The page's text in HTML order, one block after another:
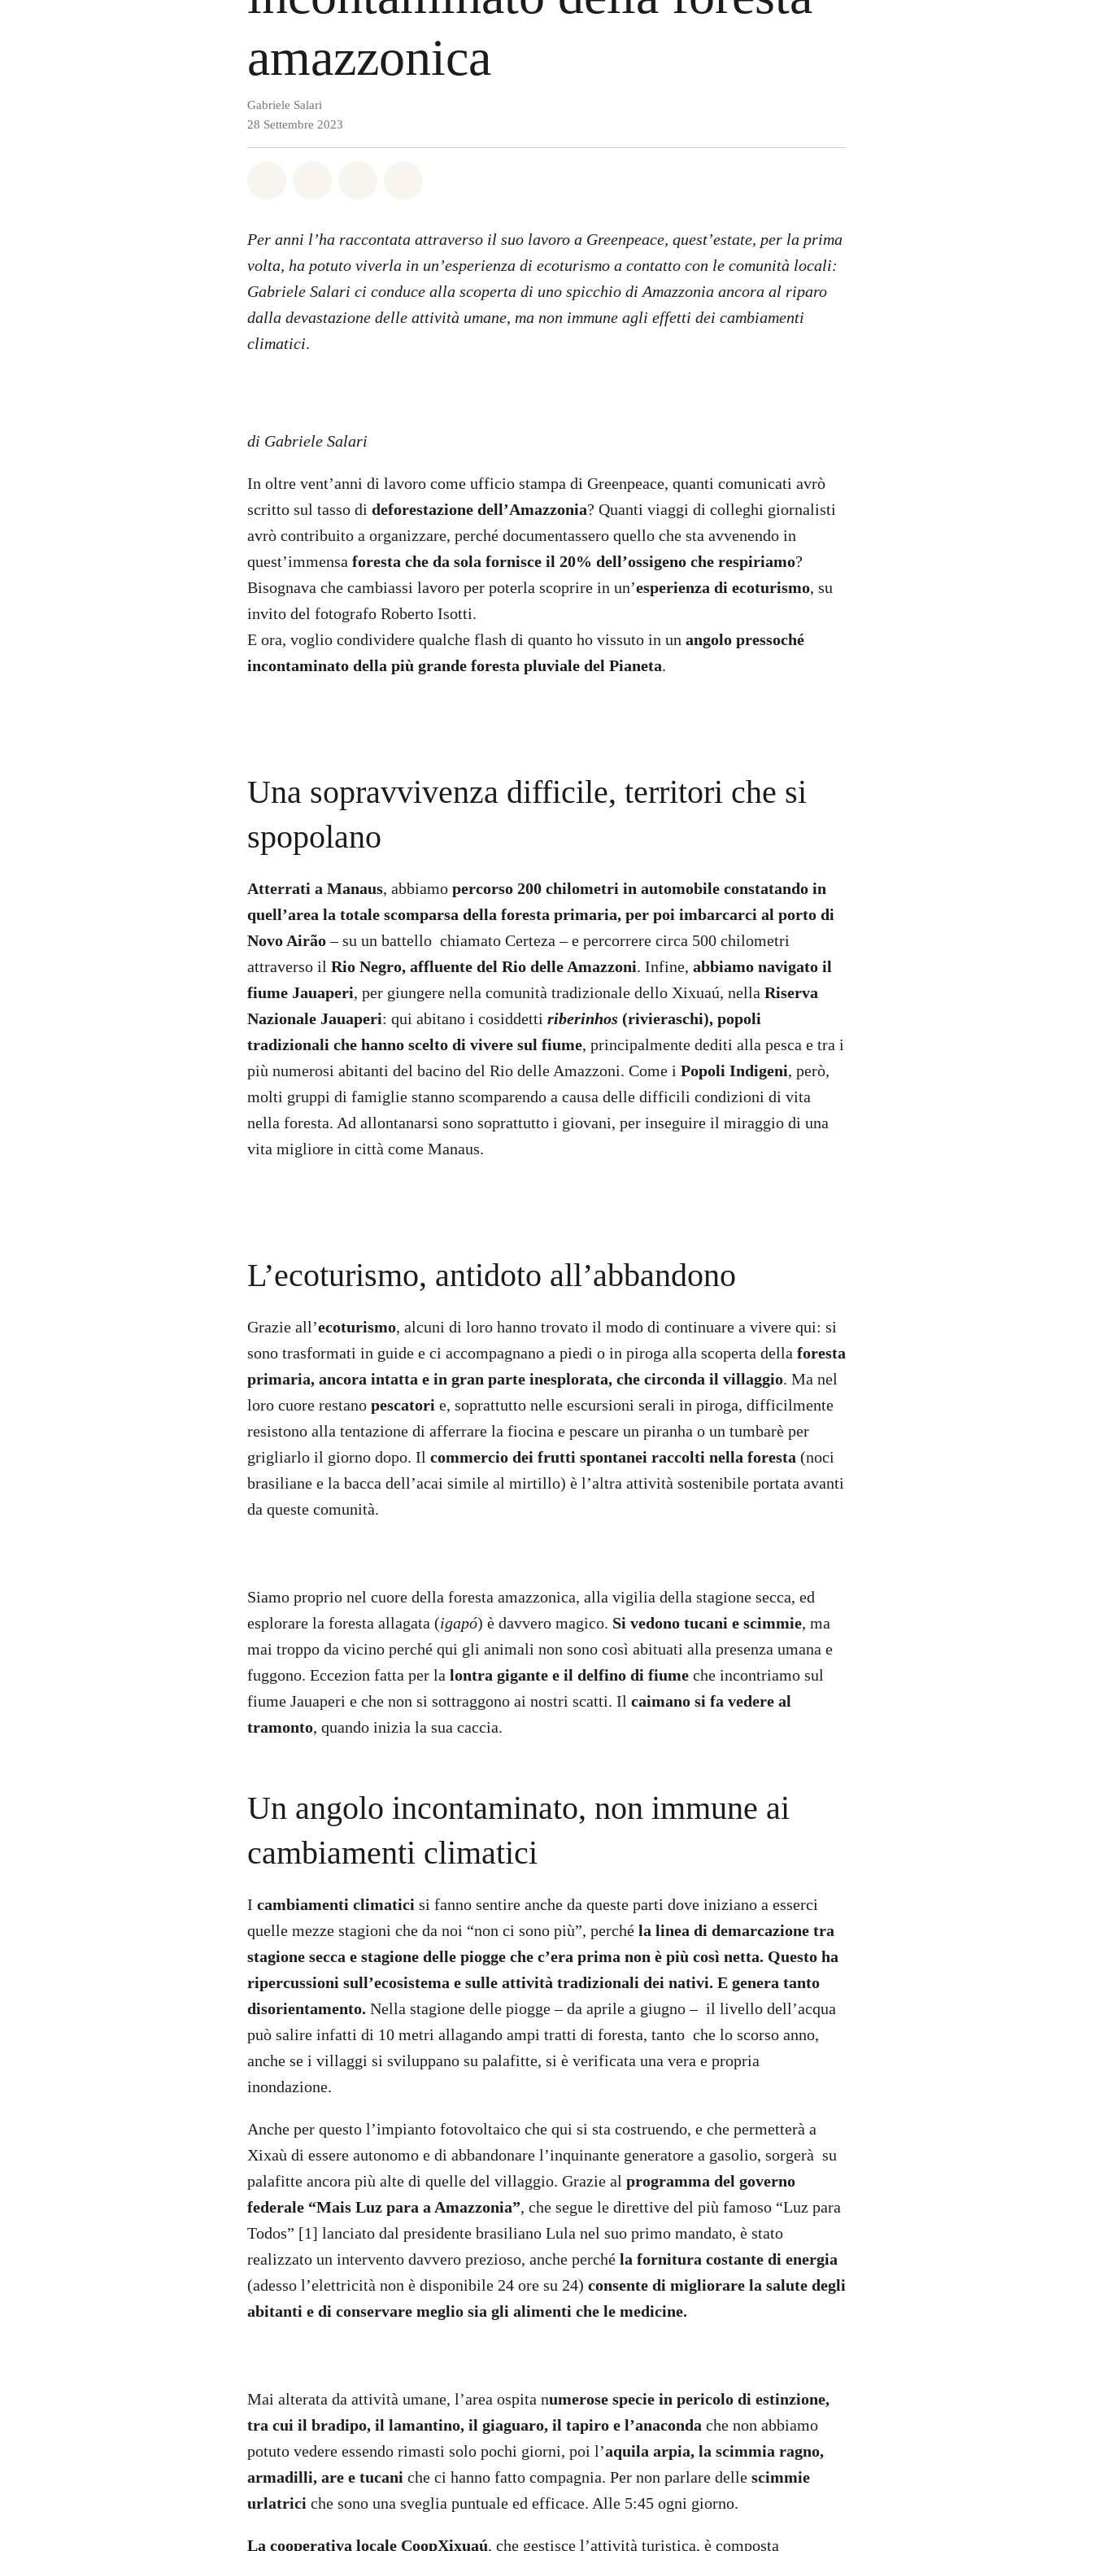
amazzonica
Gabriele Salari
28 Settembre 2023
Per anni l’ha raccontata attraverso il suo lavoro a Greenpeace, quest’estate, per la prima
volta, ha potuto viverla in un’esperienza di ecoturismo a contatto con le comunità locali:
Gabriele Salari ci conduce alla scoperta di uno spicchio di Amazzonia ancora al riparo
dalla devastazione delle attività umane, ma non immune agli effetti dei cambiamenti
climatici.
di Gabriele Salari
In oltre vent’anni di lavoro come ufficio stampa di Greenpeace, quanti comunicati avrò
scritto sul tasso di deforestazione dell’Amazzonia? Quanti viaggi di colleghi giornalisti
avrò contribuito a organizzare, perché documentassero quello che sta avvenendo in
quest’immensa foresta che da sola fornisce il 20% dell’ossigeno che respiriamo?
Bisognava che cambiassi lavoro per poterla scoprire in un’esperienza di ecoturismo, su
invito del fotografo Roberto Isotti.
E ora, voglio condividere qualche flash di quanto ho vissuto in un angolo pressoché
incontaminato della più grande foresta pluviale del Pianeta.
Una sopravvivenza difficile, territori che si
spopolano
Atterrati a Manaus, abbiamo percorso 200 chilometri in automobile constatando in
quell’area la totale scomparsa della foresta primaria, per poi imbarcarci al porto di
Novo Airão– su un battello chiamato Certeza – e percorrere circa 500 chilometri
attraverso il Rio Negro, affluente del Rio delle Amazzoni. Infine, abbiamo navigato il
fiume Jauaperi, per giungere nella comunità tradizionale dello Xixuaú, nella Riserva
Nazionale Jauaperi: qui abitano i cosiddetti riberinhos (rivieraschi), popoli
tradizionali che hanno scelto di vivere sul fiume, principalmente dediti alla pesca e tra i
più numerosi abitanti del bacino del Rio delle Amazzoni. Come i Popoli Indigeni, però,
molti gruppi di famiglie stanno scomparendo a causa delle difficili condizioni di vita
nella foresta. Ad allontanarsi sono soprattutto i giovani, per inseguire il miraggio di una
vita migliore in città come Manaus.
L’ecoturismo, antidoto all’abbandono
Grazie all’ecoturismo, alcuni di loro hanno trovato il modo di continuare a vivere qui: si
sono trasformati in guide e ci accompagnano a piedi o in piroga alla scoperta della foresta
primaria, ancora intatta e in gran parte inesplorata, che circonda il villaggio. Ma nel
loro cuore restano pescatori e, soprattutto nelle escursioni serali in piroga, difficilmente
resistono alla tentazione di afferrare la fiocina e pescare un piranha o un tumbarè per
grigliarlo il giorno dopo. Il commercio dei frutti spontanei raccolti nella foresta (noci
brasiliane e la bacca dell’acai simile al mirtillo) è l’altra attività sostenibile portata avanti
da queste comunità.
Siamo proprio nel cuore della foresta amazzonica, alla vigilia della stagione secca, ed
esplorare la foresta allagata (igapó) è davvero magico. Si vedono tucani e scimmie, ma
mai troppo da vicino perché qui gli animali non sono così abituati alla presenza umana e
fuggono. Eccezion fatta per la lontra gigante e il delfino di fiume che incontriamo sul
fiume Jauaperi e che non si sottraggono ai nostri scatti. Il caimano si fa vedere al
tramonto, quando inizia la sua caccia.
Un angolo incontaminato, non immune ai
cambiamenti climatici
I cambiamenti climatici si fanno sentire anche da queste parti dove iniziano a esserci
quelle mezze stagioni che da noi “non ci sono più”, perché la linea di demarcazione tra
stagione secca e stagione delle piogge che c’era prima non è più così netta. Questo ha
ripercussioni sull’ecosistema e sulle attività tradizionali dei nativi. E genera tanto
disorientamento. Nella stagione delle piogge – da aprile a giugno – il livello dell’acqua
può salire infatti di 10 metri allagando ampi tratti di foresta, tanto che lo scorso anno,
anche se i villaggi si sviluppano su palafitte, si è verificata una vera e propria
inondazione.
Anche per questo l’impianto fotovoltaico che qui si sta costruendo, e che permetterà a
Xixaù di essere autonomo e di abbandonare l’inquinante generatore a gasolio, sorgerà su
palafitte ancora più alte di quelle del villaggio. Grazie al programma del governo
federale “Mais Luz para a Amazzonia”, che segue le direttive del più famoso “Luz para
Todos” [1] lanciato dal presidente brasiliano Lula nel suo primo mandato, è stato
realizzato un intervento davvero prezioso, anche perché la fornitura costante di energia
(adesso l’elettricità non è disponibile 24 ore su 24) consente di migliorare la salute degli
abitanti e di conservare meglio sia gli alimenti che le medicine.
Mai alterata da attività umane, l’area ospita numerose specie in pericolo di estinzione,
tra cui il bradipo, il lamantino, il giaguaro, il tapiro e l’anaconda che non abbiamo
potuto vedere essendo rimasti solo pochi giorni, poi l’aquila arpia, la scimmia ragno,
armadilli, are e tucani che ci hanno fatto compagnia. Per non parlare delle scimmie
urlatrici che sono una sveglia puntuale ed efficace. Alle 5:45 ogni giorno.
La cooperativa locale CoopXixuaú, che gestisce l’attività turistica, è composta